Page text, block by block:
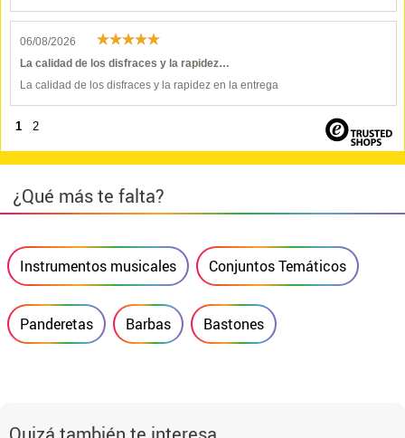
06/08/2026
La calidad de los disfraces y la rapidez…
La calidad de los disfraces y la rapidez en la entrega
1 2
¿Qué más te falta?
Instrumentos musicales Conjuntos Temáticos
Panderetas Barbas Bastones